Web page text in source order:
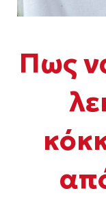
Πως